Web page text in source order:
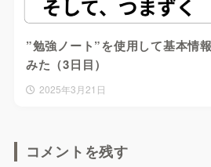
”勉強ノート”を使用して基本情
みた（3日目）
2025年3月21日
コメントを残す